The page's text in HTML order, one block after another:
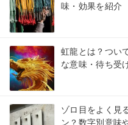
味・効果を紹介
虹龍とは？つい
な意味・待ち受
ゾロ目をよく見
ン？数字別意味